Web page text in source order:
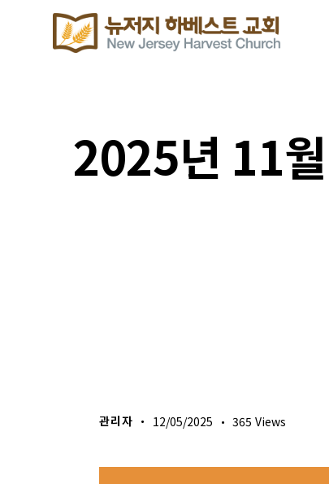
2025년 11
관리자 12/05/2025 365 Views